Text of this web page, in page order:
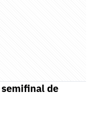
semifinal de